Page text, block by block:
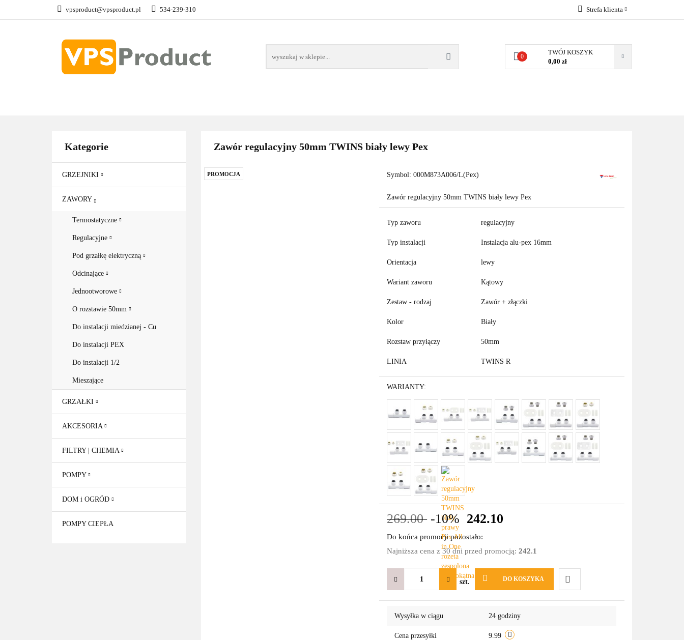
vpsproduct@vpsproduct.pl 534-239-310 Strefa klienta
Zarejestruj się
0
TWÓJ KOSZYK
0,00 zł
GRZEJNIKI
Kategorie
GRZEJNIKI
ZAWORY
Termostatyczne
Regulacyjne
Pod grzałkę elektryczną
Odcinające
Jednootworowe
O rozstawie 50mm
Do instalacji miedzianej - Cu
Do instalacji PEX
Do instalacji 1/2
Mieszające
GRZAŁKI
AKCESORIA
FILTRY | CHEMIA
POMPY
DOM i OGRÓD
POMPY CIEPŁA
Zawór regulacyjny 50mm TWINS biały lewy Pex
PROMOCJA Symbol:000M873A006/L(Pex)
Zawór regulacyjny 50mm TWINS biały lewy Pex
Typ zaworu regulacyjny
Typ instalacji Instalacja alu-pex 16mm
Orientacja lewy
Wariant zaworu Kątowy
Zestaw - rodzaj Zawór + złączki
Kolor Biały
Rozstaw przyłączy 50mm
LINIA TWINS R
WARIANTY:
269.00 -10% 242.10
Do końca promocji pozostało:
Najniższa cena z 30 dni przed promocją:242.1
szt. DO KOSZYKA
Do
Wysyłka w ciągu 24 godziny
Cena przesyłki 9.99